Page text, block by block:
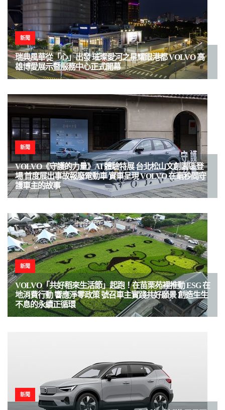
新聞
瑞典風華從「心」出發 璀璨愛河之星耀眼港都 VOLVO 高
雄博愛展示暨服務中心正式開幕
新聞
VOLVO《守護的力量》AI 體驗特展 台北松山文創園區登
場 首度展出事故報廢電動車 實車呈現 VOLVO 在毫秒間守
護車主的故事
新聞
VOLVO「共好稻來生活節」起跑！在苗栗苑裡推動 ESG 在
地消費行動 響應淨零政策 號召車主實踐共好願景 創造生生
不息的永續正循環
新聞